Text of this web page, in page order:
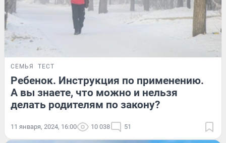
СЕМЬЯ ТЕСТ
Ребенок. Инструкция по применению.
А вы знаете, что можно и нельзя
делать родителям по закону?
11 января, 2024, 16:00 10 038 51